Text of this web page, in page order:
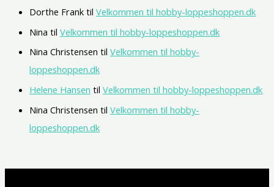
Dorthe Frank til Velkommen til hobby-loppeshoppen.dk
Nina til Velkommen til hobby-loppeshoppen.dk
Nina Christensen til Velkommen til hobby-
loppeshoppen.dk
Helene Hansen til Velkommen til hobby-loppeshoppen.dk
Nina Christensen til Velkommen til hobby-
loppeshoppen.dk